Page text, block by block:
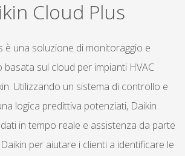
Cloud Plus
è una soluzione di monitoraggio e
sul cloud per impianti HVAC
Utilizzando un sistema di controllo e
logica predittiva potenziati, Daikin
in tempo reale e assistenza da parte
per aiutare i clienti a identificare le